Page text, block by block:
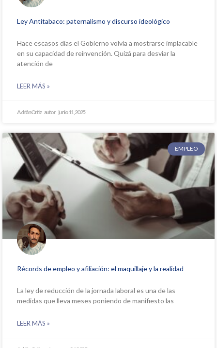
Ley Antitabaco: paternalismo y discurso ideológico
Hace escasos días el Gobierno volvía a mostrarse implacable
en su capacidad de reinvención. Quizá para desviar la
atención de
LEER MÁS »
Adrián Ortiz junio 11, 2025
EMPLEO
Récords de empleo y afiliación: el maquillaje y la realidad
La ley de reducción de la jornada laboral es una de las
medidas que lleva meses poniendo de manifiesto las
LEER MÁS »